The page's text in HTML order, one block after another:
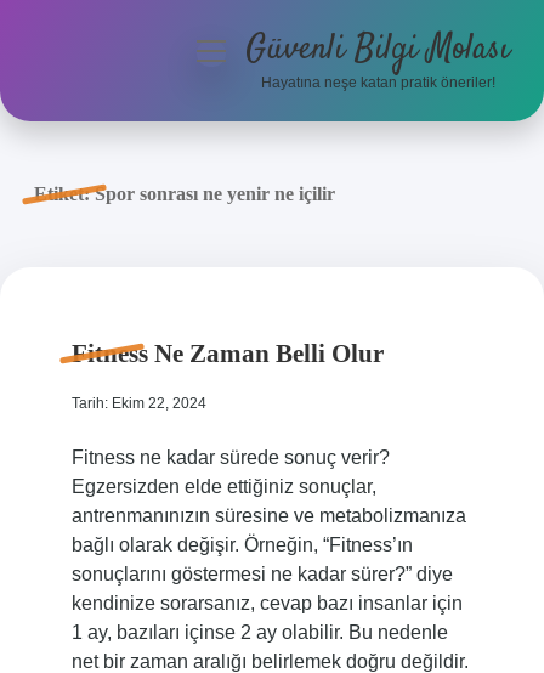
Anasayfa
menüyüGüvenli Bilgi Molası
Hayatına neşe katan pratik öneriler!
Etiket:Spor sonrası ne yenir ne içilir
Fitness Ne Zaman Belli Olur
Tarih: Ekim 22, 2024
Fitness ne kadar sürede sonuç verir?
Egzersizden elde ettiğiniz sonuçlar,
antrenmanınızın süresine ve metabolizmanıza
bağlı olarak değişir. Örneğin, “Fitness’ın
sonuçlarını göstermesi ne kadar sürer?” diye
kendinize sorarsanız, cevap bazı insanlar için
1 ay, bazıları içinse 2 ay olabilir. Bu nedenle
net bir zaman aralığı belirlemek doğru değildir.